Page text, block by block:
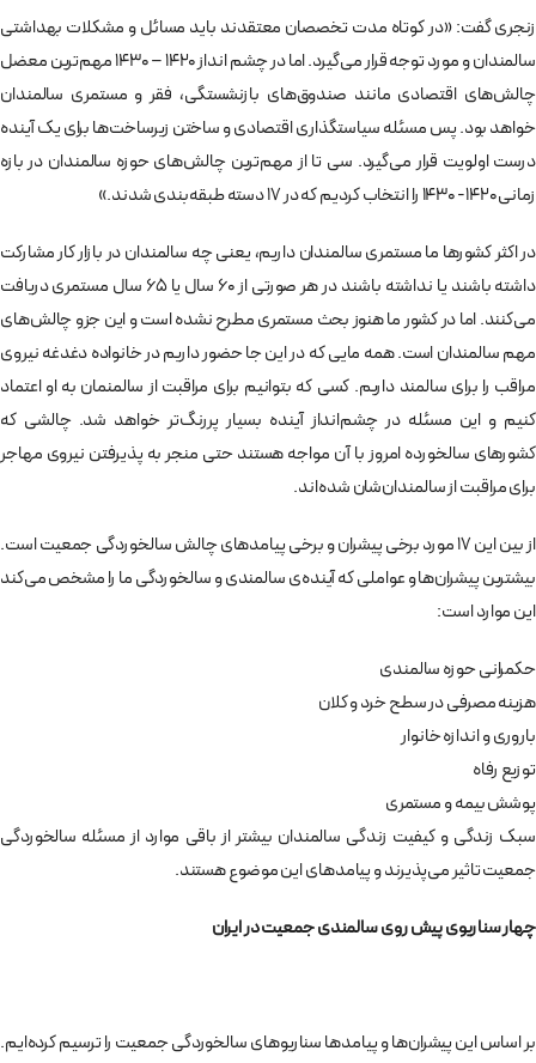
زنجری گفت: «در کوتاه مدت تخصصان معتقدند باید مسائل و مشکلات بهداشتی
سالمندان و مورد توجه قرار می‌گیرد. اما در چشم انداز 1420 – 1430 مهم‌ترین معضل
چالش‌های اقتصادی مانند صندوق‌های بازنشستگی، فقر و مستمری سالمندان
خواهد بود. پس مسئله سیاستگذاری اقتصادی و ساختن زیرساخت‌ها برای یک آینده
درست اولویت قرار می‌گیرد. سی تا از مهم‌ترین چالش‌های حوزه سالمندان در بازه
زمانی 1420- 1430 را انتخاب کردیم که در 17 دسته طبقه‌‌بندی شدند.»
در اکثر کشورها ما مستمری سالمندان داریم، یعنی چه سالمندان در بازار کار مشارکت
داشته باشند یا نداشته باشند در هر صورتی از 60 سال یا 65 سال مستمری دریافت
می‌کنند. اما در کشور ما هنوز بحث مستمری مطرح نشده است و این جزو چالش‌های
مهم سالمندان است. همه مایی که در این جا حضور داریم در خانواده دغدغه نیروی
مراقب را برای سالمند داریم. کسی که بتوانیم برای مراقبت از سالمنمان به او اعتماد
کنیم و این مسئله در چشم‌انداز آینده بسیار پررنگ‌تر خواهد شد. چالشی که
کشورهای سالخورده امروز با آن مواجه هستند حتی منجر به پذیرفتن نیروی مهاجر
برای مراقبت از سالمندان‌شان شده‌اند.
از بین این 17 مورد برخی پیشران و برخی پیامدهای چالش سالخوردگی جمعیت است.
بیشترین پیشران‌ها و عواملی که آینده‌ی سالمندی و سالخوردگی ما را مشخص می‌کند
این موارد است:
حکمرانی حوزه سالمندی
هزینه مصرفی در سطح خرد و کلان
باروری و اندازه خانوار
توزیع رفاه
پوشش بیمه و مستمری
سبک زندگی و کیفیت زندگی سالمندان بیشتر از باقی موارد از مسئله سالخوردگی
جمعیت تاثیر می‌پذیرند و پیامدهای این موضوع هستند.
چهار سناریوی پیش روی سالمندی جمعیت در ایران
بر اساس این پیشران‌ها و پیامدها سناریوهای سالخوردگی جمعیت را ترسیم کرده‌ایم.